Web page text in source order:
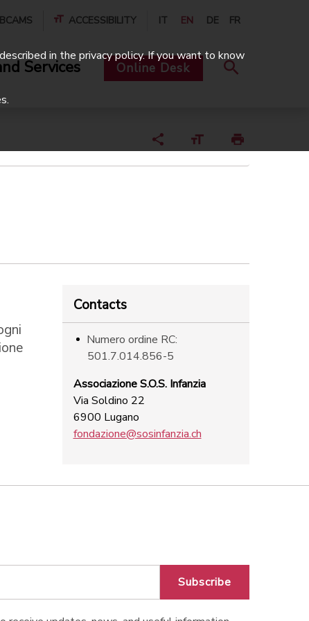
ACCESSIBILITY IT EN DE FR
Services Online Desk
Contacts
Numero ordine RC:
501.7.014.856-5
Associazione S.O.S. Infanzia
Via Soldino 22
6900 Lugano
fondazione@sosinfanzia.ch
Subscribe
in the privacy policy. If you want to know